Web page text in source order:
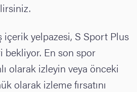
içerik yelpazesi, S Sport Plus
En son spor
olarak izleyin veya önceki
olarak izleme fırsatını